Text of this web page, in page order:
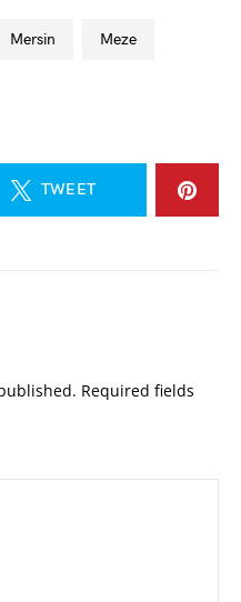
mersin meze
TWEET
Required fields